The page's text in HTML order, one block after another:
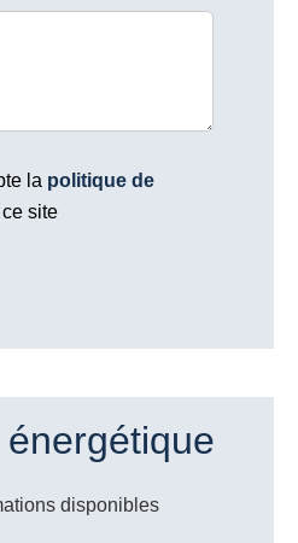
la politique de
site
disponibles